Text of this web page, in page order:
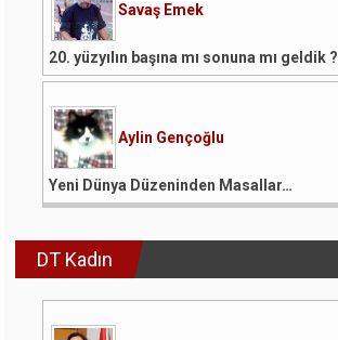
Savaş Emek
20. yüzyılın başına mı sonuna mı geldik ?
Aylin Gençoğlu
Yeni Dünya Düzeninden Masallar…
DT Kadın